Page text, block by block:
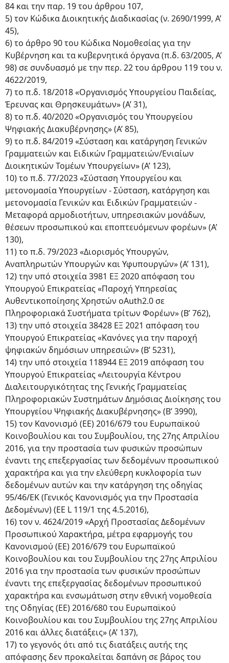
84 και την παρ. 19 του άρθρου 107,
5) τον Κώδικα Διοικητικής Διαδικασίας (ν. 2690/1999, Α’
45),
6) το άρθρο 90 του Κώδικα Νομοθεσίας για την
Κυβέρνηση και τα κυβερνητικά όργανα (π.δ. 63/2005, Α’
98) σε συνδυασμό με την περ. 22 του άρθρου 119 του ν.
4622/2019,
7) το π.δ. 18/2018 «Οργανισμός Υπουργείου Παιδείας,
Έρευνας και Θρησκευμάτων» (Α’ 31),
8) το π.δ. 40/2020 «Οργανισμός του Υπουργείου
Ψηφιακής Διακυβέρνησης» (Α’ 85),
9) το π.δ. 84/2019 «Σύσταση και κατάργηση Γενικών
Γραμματειών και Ειδικών Γραμματειών/Ενιαίων
Διοικητικών Τομέων Υπουργείων» (Α’ 123),
10) το π.δ. 77/2023 «Σύσταση Υπουργείου και
μετονομασία Υπουργείων - Σύσταση, κατάργηση και
μετονομασία Γενικών και Ειδικών Γραμματειών -
Μεταφορά αρμοδιοτήτων, υπηρεσιακών μονάδων,
θέσεων προσωπικού και εποπτευόμενων φορέων» (Α’
130),
11) το π.δ. 79/2023 «Διορισμός Υπουργών,
Αναπληρωτών Υπουργών και Υφυπουργών» (Α’ 131),
12) την υπό στοιχεία 3981 ΕΞ 2020 απόφαση του
Υπουργού Επικρατείας «Παροχή Υπηρεσίας
Αυθεντικοποίησης Χρηστών oAuth2.0 σε
Πληροφοριακά Συστήματα τρίτων Φορέων» (Β’ 762),
13) την υπό στοιχεία 38428 ΕΞ 2021 απόφαση του
Υπουργού Επικρατείας «Κανόνες για την παροχή
ψηφιακών δημόσιων υπηρεσιών» (Β’ 5231),
14) την υπό στοιχεία 118944 ΕΞ 2019 απόφαση του
Υπουργού Επικρατείας «Λειτουργία Κέντρου
Διαλειτουργικότητας της Γενικής Γραμματείας
Πληροφοριακών Συστημάτων Δημόσιας Διοίκησης του
Υπουργείου Ψηφιακής Διακυβέρνησης» (Β’ 3990),
15) τον Κανονισμό (ΕΕ) 2016/679 του Ευρωπαϊκού
Κοινοβουλίου και του Συμβουλίου, της 27ης Απριλίου
2016, για την προστασία των φυσικών προσώπων
έναντι της επεξεργασίας των δεδομένων προσωπικού
χαρακτήρα και για την ελεύθερη κυκλοφορία των
δεδομένων αυτών και την κατάργηση της οδηγίας
95/46/ΕΚ (Γενικός Κανονισμός για την Προστασία
Δεδομένων) (ΕΕ L 119/1 της 4.5.2016),
16) τον ν. 4624/2019 «Αρχή Προστασίας Δεδομένων
Προσωπικού Χαρακτήρα, μέτρα εφαρμογής του
Κανονισμού (ΕΕ) 2016/679 του Ευρωπαϊκού
Κοινοβουλίου και του Συμβουλίου της 27ης Απριλίου
2016 για την προστασία των φυσικών προσώπων
έναντι της επεξεργασίας δεδομένων προσωπικού
χαρακτήρα και ενσωμάτωση στην εθνική νομοθεσία
της Οδηγίας (ΕΕ) 2016/680 του Ευρωπαϊκού
Κοινοβουλίου και του Συμβουλίου της 27ης Απριλίου
2016 και άλλες διατάξεις» (Α’ 137),
17) το γεγονός ότι από τις διατάξεις αυτής της
απόφασης δεν προκαλείται δαπάνη σε βάρος του